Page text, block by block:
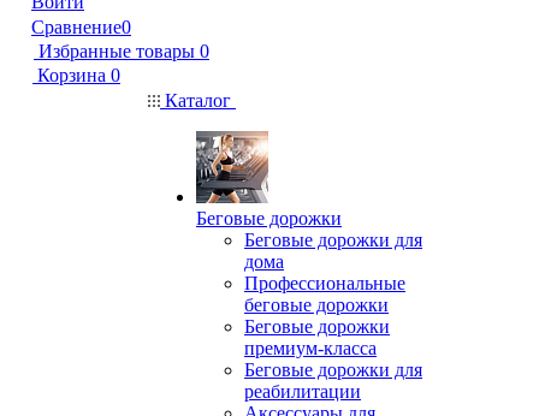
Сравнение0
Избранные товары 0
Корзина 0
Каталог
Беговые дорожки
Беговые дорожки для
дома
Профессиональные
беговые дорожки
Беговые дорожки
премиум-класса
Беговые дорожки для
реабилитации